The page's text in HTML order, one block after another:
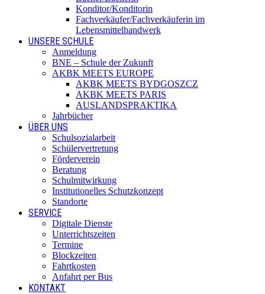
Konditor/Konditorin
Fachverkäufer/Fachverkäuferin im
Lebensmittelhandwerk
UNSERE SCHULE
Anmeldung
BNE – Schule der Zukunft
AKBK MEETS EUROPE
AKBK MEETS BYDGOSZCZ
AKBK MEETS PARIS
AUSLANDSPRAKTIKA
Jahrbücher
ÜBER UNS
Schulsozialarbeit
Schülervertretung
Förderverein
Beratung
Schulmitwirkung
Institutionelles Schutzkonzept
Standorte
SERVICE
Digitale Dienste
Unterrichtszeiten
Termine
Blockzeiten
Fahrtkosten
Anfahrt per Bus
KONTAKT